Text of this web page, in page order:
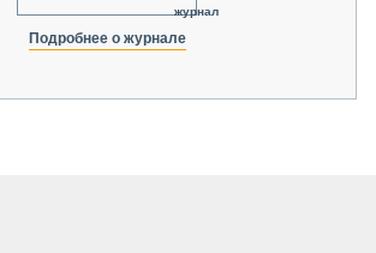
журнал
Подробнее о журнале